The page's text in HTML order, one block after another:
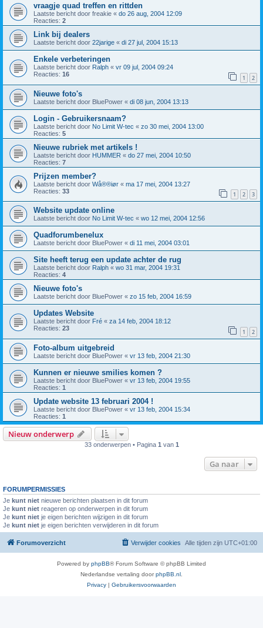
vraagje quad treffen en rittden
Laatste bericht door freakie « do 26 aug, 2004 12:09
Reacties: 2
Link bij dealers
Laatste bericht door 22jarige « di 27 jul, 2004 15:13
Enkele verbeteringen
Laatste bericht door Ralph « vr 09 jul, 2004 09:24
Reacties: 16 1 2
Nieuwe foto's
Laatste bericht door BluePower « di 08 jun, 2004 13:13
Login - Gebruikersnaam?
Laatste bericht door No Limit W-tec « zo 30 mei, 2004 13:00
Reacties: 5
Nieuwe rubriek met artikels !
Laatste bericht door HUMMER « do 27 mei, 2004 10:50
Reacties: 7
Prijzen member?
Laatste bericht door Wå®®iør « ma 17 mei, 2004 13:27
Reacties: 33 1 2 3
Website update online
Laatste bericht door No Limit W-tec « wo 12 mei, 2004 12:56
Quadforumbenelux
Laatste bericht door BluePower « di 11 mei, 2004 03:01
Site heeft terug een update achter de rug
Laatste bericht door Ralph « wo 31 mar, 2004 19:31
Reacties: 4
Nieuwe foto's
Laatste bericht door BluePower « zo 15 feb, 2004 16:59
Updates Website
Laatste bericht door Fré « za 14 feb, 2004 18:12
Reacties: 23 1 2
Foto-album uitgebreid
Laatste bericht door BluePower « vr 13 feb, 2004 21:30
Kunnen er nieuwe smilies komen ?
Laatste bericht door BluePower « vr 13 feb, 2004 19:55
Reacties: 1
Update website 13 februari 2004 !
Laatste bericht door BluePower « vr 13 feb, 2004 15:34
Reacties: 1
Nieuw onderwerp
33 onderwerpen • Pagina 1 van 1
Ga naar
FORUMPERMISSIES
Je kunt niet nieuwe berichten plaatsen in dit forum
Je kunt niet reageren op onderwerpen in dit forum
Je kunt niet je eigen berichten wijzigen in dit forum
Je kunt niet je eigen berichten verwijderen in dit forum
Forumoverzicht Alle tijden zijn UTC+01:00
Verwijder cookies
Powered by phpBB® Forum Software © phpBB Limited
Nederlandse vertaling doorphpBB.nl .
Privacy
Gebruikersvoorwaarden